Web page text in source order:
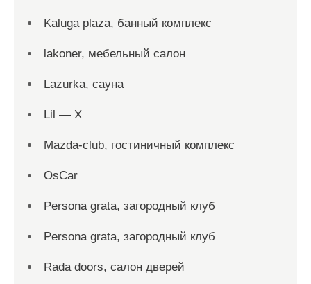
Kaluga plaza, банный комплекс
lakoner, мебельный салон
Lazurka, сауна
Lil — X
Mazda-club, гостиничный комплекс
OsCar
Persona grata, загородный клуб
Persona grata, загородный клуб
Rada doors, салон дверей